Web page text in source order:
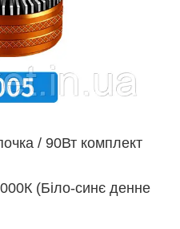
/ 90Вт комплект
(Біло-синє денне